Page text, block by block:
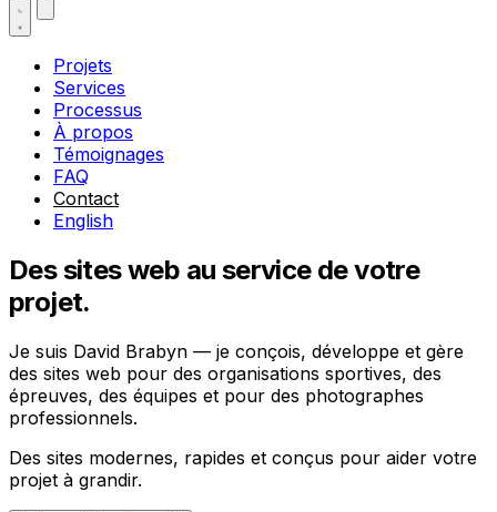
Projets
Services
Processus
À propos
Témoignages
FAQ
Contact
English
Des sites web au service de votre
projet.
Je suis David Brabyn — je conçois, développe et gère
des sites web pour des organisations sportives, des
épreuves, des équipes et pour des photographes
professionnels.
Des sites modernes, rapides et conçus pour aider votre
projet à grandir.